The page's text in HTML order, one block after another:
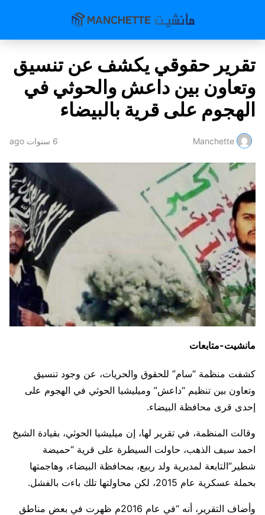
تقرير حقوقي يكشف عن تنسيق
وتعاون بين داعش والحوثي في
الهجوم على قرية بالبيضاء
Manchette 6 سنوات ago
مانشيت-متابعات
كشفت منظمة “سام” للحقوق والحريات، عن وجود تنسيق
وتعاون بين تنظيم “داعش” وميليشيا الحوثي في الهجوم على
إحدى قرى محافظة البيضاء.
وقالت المنظمة، في تقرير لها، إن ميليشيا الحوثي، بقيادة الشيخ
احمد سيف الذهب، حاولت السيطرة على قرية “حميضة
شطير”التابعة لمديرية ولد ربيع، بمحافظة البيضاء، وهاجمتها
بحملة عسكرية عام 2015، لكن محاولتها تلك باءت بالفشل.
وأضاف التقرير، أنه “في عام 2016م ظهرت في بعض مناطق